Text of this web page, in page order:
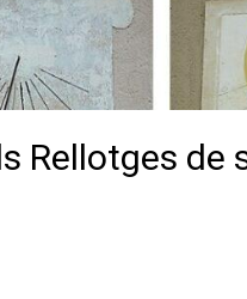
Rellotges de